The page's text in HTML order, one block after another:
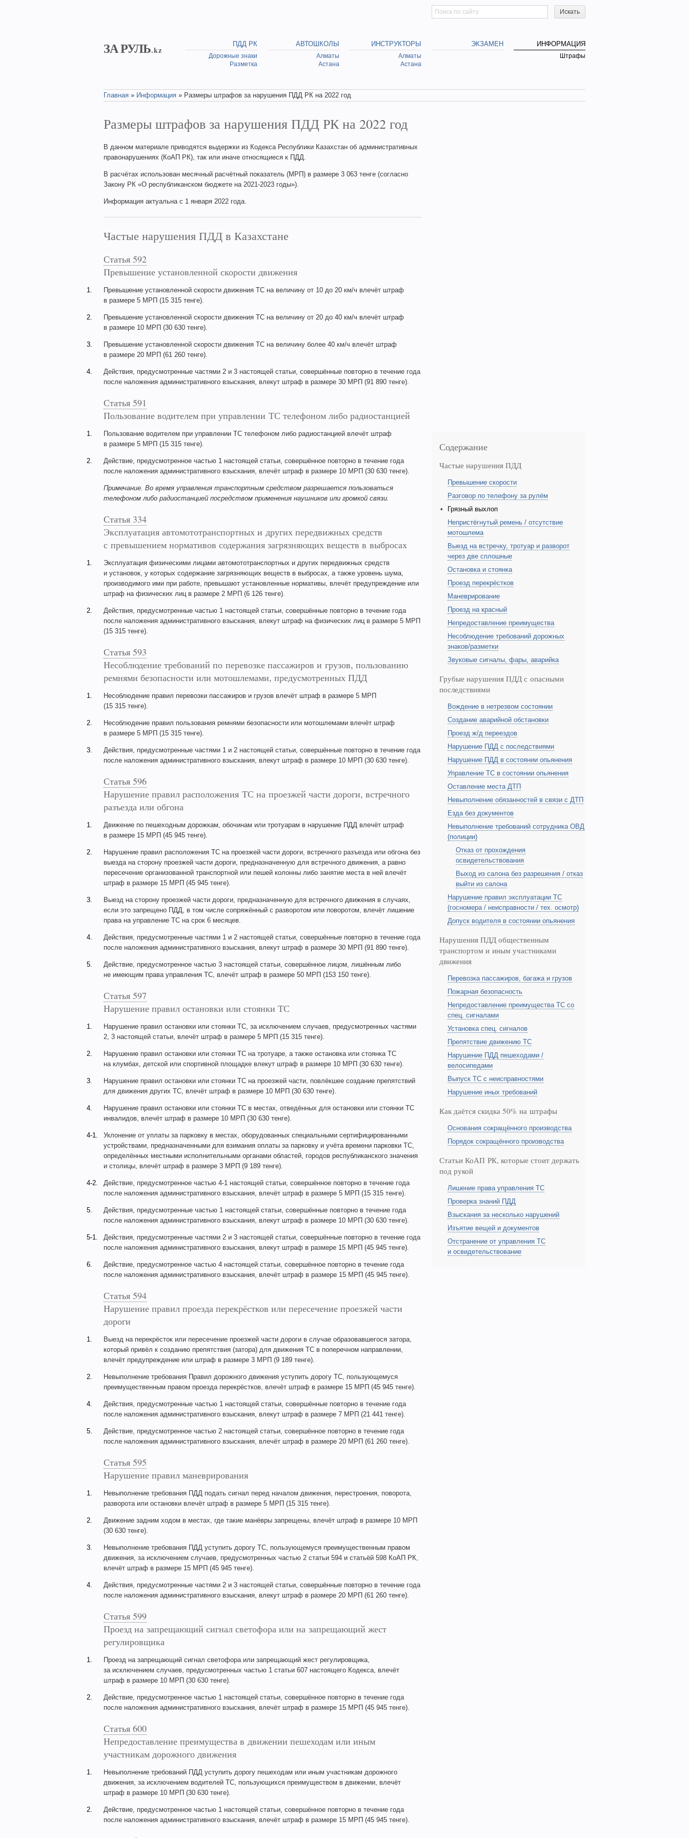
Search form
Искать
ЗА РУЛЬ.kz
ПДД РК
Дорожные знаки
Разметка
АВТОШКОЛЫ
Алматы
Астана
ИНСТРУКТОРЫ
Алматы
Астана
ЭКЗАМЕН ИНФОРМАЦИЯ
Штрафы
Главная » Информация » Размеры штрафов за нарушения ПДД РК на 2022 год
Размеры штрафов за нарушения ПДД РК на 2022 год
В данном материале приводятся выдержки из Кодекса Республики Казахстан об административных
правонарушениях (КоАП РК), так или иначе относящиеся к ПДД.
В расчётах использован месячный расчётный показатель (МРП) в размере 3 063 тенге (согласно
Закону РК «О республиканском бюджете на 2021-2023 годы»).
Информация актуальна с 1 января 2022 года.
Частые нарушения ПДД в Казахстане
Статья 592
Превышение установленной скорости движения
1.
Превышение установленной скорости движения ТС на величину от 10 до 20 км/ч влечёт штраф
в размере 5 МРП (15 315 тенге).
2.
Превышение установленной скорости движения ТС на величину от 20 до 40 км/ч влечёт штраф
в размере 10 МРП (30 630 тенге).
3.
Превышение установленной скорости движения ТС на величину более 40 км/ч влечёт штраф
в размере 20 МРП (61 260 тенге).
4.
Действия, предусмотренные частями 2 и 3 настоящей статьи, совершённые повторно в течение года
после наложения административного взыскания, влекут штраф в размере 30 МРП (91 890 тенге).
Статья 591
Пользование водителем при управлении ТС телефоном либо радиостанцией
1.
Пользование водителем при управлении ТС телефоном либо радиостанцией влечёт штраф
в размере 5 МРП (15 315 тенге).
2.
Действие, предусмотренное частью 1 настоящей статьи, совершённое повторно в течение года
после наложения административного взыскания, влечёт штраф в размере 10 МРП (30 630 тенге).
Примечание. Во время управления транспортным средством разрешается пользоваться
телефоном либо радиостанцией посредством применения наушников или громкой связи.
Статья 334
Эксплуатация автомототранспортных и других передвижных средств
с превышением нормативов содержания загрязняющих веществ в выбросах
1.
Эксплуатация физическими лицами автомототранспортных и других передвижных средств
и установок, у которых содержание загрязняющих веществ в выбросах, а также уровень шума,
производимого ими при работе, превышают установленные нормативы, влечёт предупреждение или
штраф на физических лиц в размере 2 МРП (6 126 тенге).
2.
Действия, предусмотренные частью 1 настоящей статьи, совершённые повторно в течение года
после наложения административного взыскания, влекут штраф на физических лиц в размере 5 МРП
(15 315 тенге).
Статья 593
Несоблюдение требований по перевозке пассажиров и грузов, пользованию
ремнями безопасности или мотошлемами, предусмотренных ПДД
1.
Несоблюдение правил перевозки пассажиров и грузов влечёт штраф в размере 5 МРП
(15 315 тенге).
2.
Несоблюдение правил пользования ремнями безопасности или мотошлемами влечёт штраф
в размере 5 МРП (15 315 тенге).
3.
Действия, предусмотренные частями 1 и 2 настоящей статьи, совершённые повторно в течение года
после наложения административного взыскания, влекут штраф в размере 10 МРП (30 630 тенге).
Статья 596
Нарушение правил расположения ТС на проезжей части дороги, встречного
разъезда или обгона
1.
Движение по пешеходным дорожкам, обочинам или тротуарам в нарушение ПДД влечёт штраф
в размере 15 МРП (45 945 тенге).
2.
Нарушение правил расположения ТС на проезжей части дороги, встречного разъезда или обгона без
выезда на сторону проезжей части дороги, предназначенную для встречного движения, а равно
пересечение организованной транспортной или пешей колонны либо занятие места в ней влечёт
штраф в размере 15 МРП (45 945 тенге).
3.
Выезд на сторону проезжей части дороги, предназначенную для встречного движения в случаях,
если это запрещено ПДД, в том числе сопряжённый с разворотом или поворотом, влечёт лишение
права на управление ТС на срок 6 месяцев.
4.
Действия, предусмотренные частями 1 и 2 настоящей статьи, совершённые повторно в течение года
после наложения административного взыскания, влекут штраф в размере 30 МРП (91 890 тенге).
5.
Действие, предусмотренное частью 3 настоящей статьи, совершённое лицом, лишённым либо
не имеющим права управления ТС, влечёт штраф в размере 50 МРП (153 150 тенге).
Статья 597
Нарушение правил остановки или стоянки ТС
1.
Нарушение правил остановки или стоянки ТС, за исключением случаев, предусмотренных частями
2, 3 настоящей статьи, влечёт штраф в размере 5 МРП (15 315 тенге).
2.
Нарушение правил остановки или стоянки ТС на тротуаре, а также остановка или стоянка ТС
на клумбах, детской или спортивной площадке влекут штраф в размере 10 МРП (30 630 тенге).
3.
Нарушение правил остановки или стоянки ТС на проезжей части, повлёкшее создание препятствий
для движения других ТС, влечёт штраф в размере 10 МРП (30 630 тенге).
4.
Нарушение правил остановки или стоянки ТС в местах, отведённых для остановки или стоянки ТС
инвалидов, влечёт штраф в размере 10 МРП (30 630 тенге).
4-1.
Уклонение от уплаты за парковку в местах, оборудованных специальными сертифицированными
устройствами, предназначенными для взимания оплаты за парковку и учёта времени парковки ТС,
определённых местными исполнительными органами областей, городов республиканского значения
и столицы, влечёт штраф в размере 3 МРП (9 189 тенге).
4-2.
Действие, предусмотренное частью 4-1 настоящей статьи, совершённое повторно в течение года
после наложения административного взыскания, влечёт штраф в размере 5 МРП (15 315 тенге).
5.
Действия, предусмотренные частью 1 настоящей статьи, совершённые повторно в течение года
после наложения административного взыскания, влекут штраф в размере 10 МРП (30 630 тенге).
5-1.
Действия, предусмотренные частями 2 и 3 настоящей статьи, совершённые повторно в течение года
после наложения административного взыскания, влекут штраф в размере 15 МРП (45 945 тенге).
6.
Действие, предусмотренное частью 4 настоящей статьи, совершённое повторно в течение года
после наложения административного взыскания, влечёт штраф в размере 15 МРП (45 945 тенге).
Статья 594
Нарушение правил проезда перекрёстков или пересечение проезжей части
дороги
1.
Выезд на перекрёсток или пересечение проезжей части дороги в случае образовавшегося затора,
который привёл к созданию препятствия (затора) для движения ТС в поперечном направлении,
влечёт предупреждение или штраф в размере 3 МРП (9 189 тенге).
2.
Невыполнение требования Правил дорожного движения уступить дорогу ТС, пользующемуся
преимущественным правом проезда перекрёстков, влечёт штраф в размере 15 МРП (45 945 тенге).
4.
Действия, предусмотренные частью 1 настоящей статьи, совершённые повторно в течение года
после наложения административного взыскания, влекут штраф в размере 7 МРП (21 441 тенге).
5.
Действие, предусмотренное частью 2 настоящей статьи, совершённое повторно в течение года
после наложения административного взыскания, влечёт штраф в размере 20 МРП (61 260 тенге).
Статья 595
Нарушение правил маневрирования
1.
Невыполнение требования ПДД подать сигнал перед началом движения, перестроения, поворота,
разворота или остановки влечёт штраф в размере 5 МРП (15 315 тенге).
2.
Движение задним ходом в местах, где такие манёвры запрещены, влечёт штраф в размере 10 МРП
(30 630 тенге).
3.
Невыполнение требования ПДД уступить дорогу ТС, пользующемуся преимущественным правом
движения, за исключением случаев, предусмотренных частью 2 статьи 594 и статьёй 598 КоАП РК,
влечёт штраф в размере 15 МРП (45 945 тенге).
4.
Действия, предусмотренные частями 2 и 3 настоящей статьи, совершённые повторно в течение года
после наложения административного взыскания, влекут штраф в размере 20 МРП (61 260 тенге).
Статья 599
Проезд на запрещающий сигнал светофора или на запрещающий жест
регулировщика
1.
Проезд на запрещающий сигнал светофора или запрещающий жест регулировщика,
за исключением случаев, предусмотренных частью 1 статьи 607 настоящего Кодекса, влечёт
штраф в размере 10 МРП (30 630 тенге).
2.
Действие, предусмотренное частью 1 настоящей статьи, совершённое повторно в течение года
после наложения административного взыскания, влечёт штраф в размере 15 МРП (45 945 тенге).
Статья 600
Непредоставление преимущества в движении пешеходам или иным
участникам дорожного движения
1.
Невыполнение требований ПДД уступить дорогу пешеходам или иным участникам дорожного
движения, за исключением водителей ТС, пользующихся преимуществом в движении, влечёт
штраф в размере 10 МРП (30 630 тенге).
2.
Действие, предусмотренное частью 1 настоящей статьи, совершённое повторно в течение года
после наложения административного взыскания, влечёт штраф в размере 15 МРП (45 945 тенге).
Содержание
Частые нарушения ПДД
Превышение скорости
Разговор по телефону за рулём
Грязный выхлоп
Непристёгнутый ремень / отсутствие
мотошлема
Выезд на встречку, тротуар и разворот
через две сплошные
Остановка и стоянка
Проезд перекрёстков
Маневрирование
Проезд на красный
Непредоставление преимущества
Несоблюдение требований дорожных
знаков/разметки
Звуковые сигналы, фары, аварийка
Грубые нарушения ПДД с опасными
последствиями
Вождение в нетрезвом состоянии
Создание аварийной обстановки
Проезд ж/д переездов
Нарушение ПДД с последствиями
Нарушение ПДД в состоянии опьянения
Управление ТС в состоянии опьянения
Оставление места ДТП
Невыполнение обязанностей в связи с ДТП
Езда без документов
Невыполнение требований сотрудника ОВД
(полиции)
Отказ от прохождения
освидетельствования
Выход из салона без разрешения / отказ
выйти из салона
Нарушение правил эксплуатации ТС
(госномера / неисправности / тех. осмотр)
Допуск водителя в состоянии опьянения
Нарушения ПДД общественным
транспортом и иным участниками
движения
Перевозка пассажиров, багажа и грузов
Пожарная безопасность
Непредоставление преимущества ТС со
спец. сигналами
Установка спец. сигналов
Препятствие движению ТС
Нарушение ПДД пешеходами /
велосипедами
Выпуск ТС с неисправностями
Нарушение иных требований
Как даётся скидка 50% на штрафы
Основания сокращённого производства
Порядок сокращённого производства
Статьи КоАП РК, которые стоит держать
под рукой
Лишение права управления ТС
Проверка знаний ПДД
Взыскания за несколько нарушений
Изъятие вещей и документов
Отстранение от управления ТС
и освидетельствование